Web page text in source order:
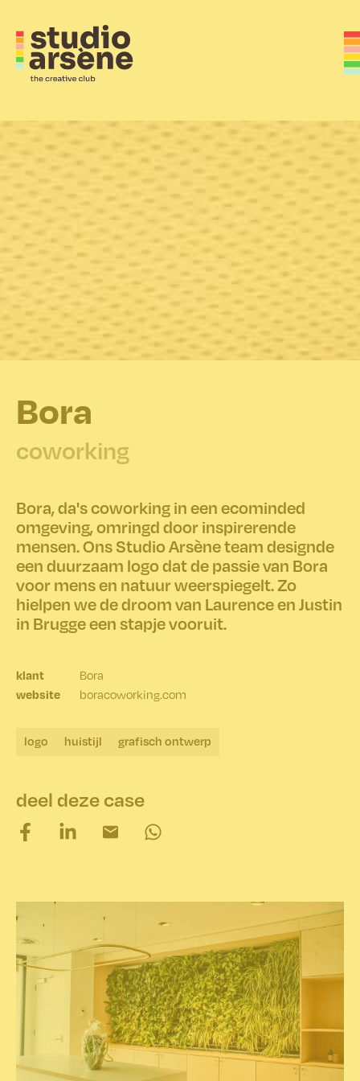
klant Bora
website boracoworking.com
logo huistijl grafisch ontwerp
deel deze case
Bora
coworking
Bora, da's coworking in een ecominded
omgeving, omringd door inspirerende
mensen. Ons Studio Arsène team designde
een duurzaam logo dat de passie van Bora
voor mens en natuur weerspiegelt. Zo
hielpen we de droom van Laurence en Justin
in Brugge een stapje vooruit.